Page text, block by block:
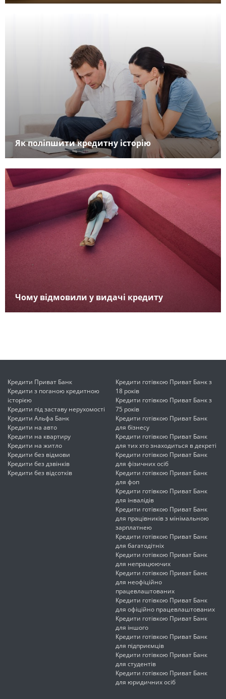
Як поліпшити кредитну історію
Чому відмовили у видачі кредиту
Кредити Приват Банк
Кредити з поганою кредитною
історією
Кредити під заставу нерухомості
Кредити Альфа Банк
Кредити на авто
Кредити на квартиру
Кредити на житло
Кредити без відмови
Кредити без дзвінків
Кредити без відсотків
Кредити готівкою Приват Банк з
18 років
Кредити готівкою Приват Банк з
75 років
Кредити готівкою Приват Банк
для бізнесу
Кредити готівкою Приват Банк
для тих хто знаходиться в декреті
Кредити готівкою Приват Банк
для фізичних осіб
Кредити готівкою Приват Банк
для фоп
Кредити готівкою Приват Банк
для інвалідів
Кредити готівкою Приват Банк
для працівників з мінімальною
зарплатнею
Кредити готівкою Приват Банк
для багатодітніх
Кредити готівкою Приват Банк
для непрацюючих
Кредити готівкою Приват Банк
для неофіційно
працевлаштованих
Кредити готівкою Приват Банк
для офіційно працевлаштованих
Кредити готівкою Приват Банк
для іншого
Кредити готівкою Приват Банк
для підприємців
Кредити готівкою Приват Банк
для студентів
Кредити готівкою Приват Банк
для юридичних осіб